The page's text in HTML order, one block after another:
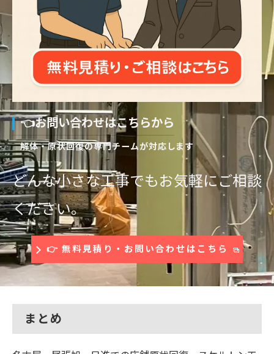
👈お問い合わせはこちらから
解体・原状回復の専門チームが対応します
どんな小さな工事でもお気軽にご相談
ください。
👉 無料見積り・お問い合わせはこちら
まとめ